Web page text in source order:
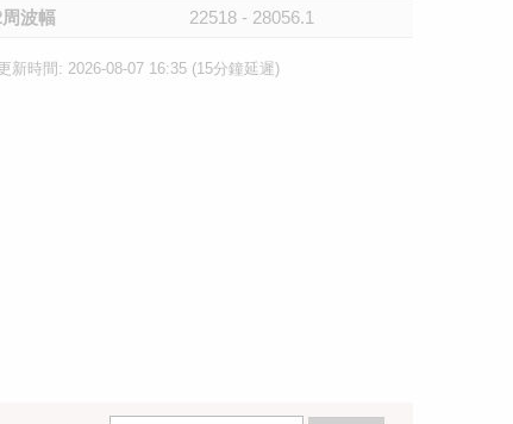
周波幅
22518 - 28056.1
新時間: 2026-08-07 16:35 (15分鐘延遲)